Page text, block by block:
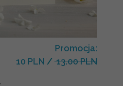
Promocja:
10 PLN / 13.00 PLN